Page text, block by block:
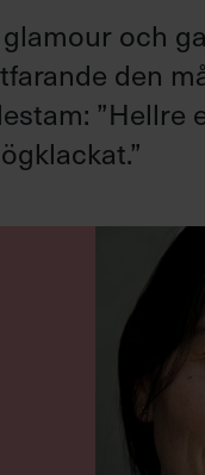
och
den